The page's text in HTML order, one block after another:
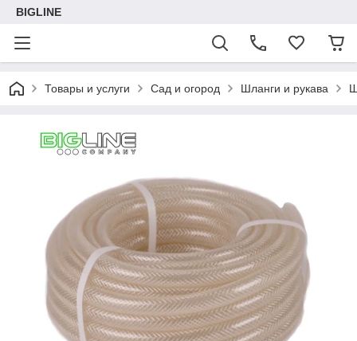
BIGLINE
Товары и услуги Сад и огород Шланги и рукава